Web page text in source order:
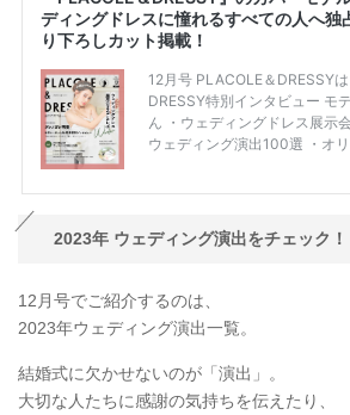
2023年 ウェディング演出をチェック！
12月号でご紹介するのは、
2023年ウェディング演出一覧。
結婚式に欠かせないのが「演出」。
大切な人たちに感謝の気持ちを伝えたり、